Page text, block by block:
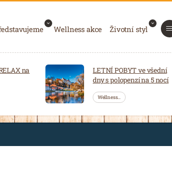
Wellness akce Životní styl
na LETNÍ POBYT ve všední
dny s polopenzí na 5 nocí
Wellness…